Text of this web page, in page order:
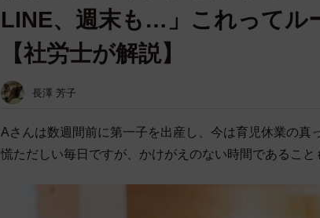
LINE、週末も…」これってル
【社労士が解説】
長澤 芳子
Aさんは数週間前に第一子を出産し、今は育児休業の真
慌ただしい毎日ですが、かけがえのない時間であること